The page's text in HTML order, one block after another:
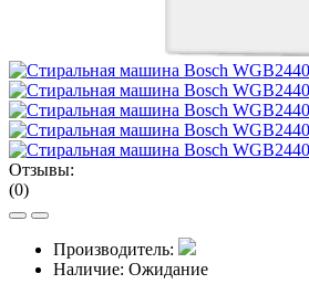
Отзывы:
(0)
Производитель:
Наличие: Ожидание